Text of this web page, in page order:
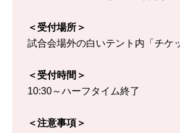
＜受付場所＞
試合会場外の白いテント内「チケ
＜受付時間＞
10:30～ハーフタイム終了
＜注意事項＞